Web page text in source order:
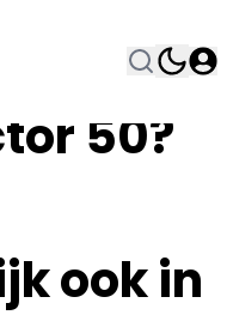
50?
ook in